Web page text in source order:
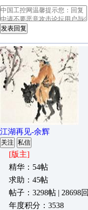
发表回复
江湖再见-余辉
关注 私信
[版主]
精华：54帖
求助：45帖
帖子：3298帖 | 28698回
年度积分：3538